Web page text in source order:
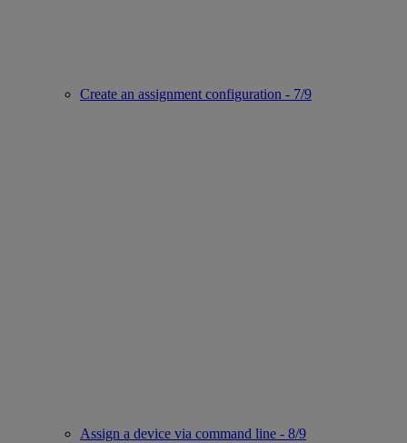
Create an assignment configuration - 7/9
Assign a device via command line - 8/9